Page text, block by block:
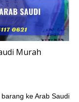
Murah
ke Arab Saudi